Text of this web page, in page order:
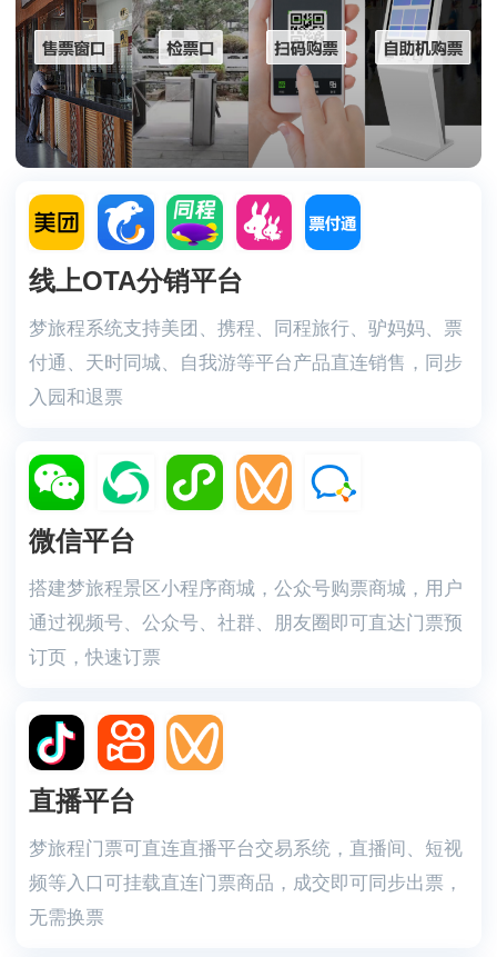
森林公园类景区
红色文化类景区
温泉休闲类景区
线上OTA分销平台
梦旅程系统支持美团、携程、同程旅行、驴妈妈、票
付通、天时同城、自我游等平台产品直连销售，同步
入园和退票
微信平台
搭建梦旅程景区小程序商城，公众号购票商城，用户
通过视频号、公众号、社群、朋友圈即可直达门票预
订页，快速订票
直播平台
梦旅程门票可直连直播平台交易系统，直播间、短视
频等入口可挂载直连门票商品，成交即可同步出票，
无需换票